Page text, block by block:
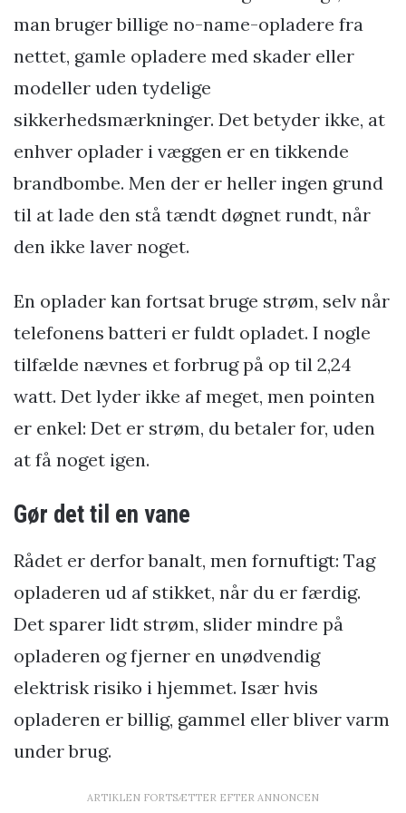
man bruger billige no-name-opladere fra
nettet, gamle opladere med skader eller
modeller uden tydelige
sikkerhedsmærkninger. Det betyder ikke, at
enhver oplader i væggen er en tikkende
brandbombe. Men der er heller ingen grund
til at lade den stå tændt døgnet rundt, når
den ikke laver noget.
En oplader kan fortsat bruge strøm, selv når
telefonens batteri er fuldt opladet. I nogle
tilfælde nævnes et forbrug på op til 2,24
watt. Det lyder ikke af meget, men pointen
er enkel: Det er strøm, du betaler for, uden
at få noget igen.
Gør det til en vane
Rådet er derfor banalt, men fornuftigt: Tag
opladeren ud af stikket, når du er færdig.
Det sparer lidt strøm, slider mindre på
opladeren og fjerner en unødvendig
elektrisk risiko i hjemmet. Især hvis
opladeren er billig, gammel eller bliver varm
under brug.
ARTIKLEN FORTSÆTTER EFTER ANNONCEN